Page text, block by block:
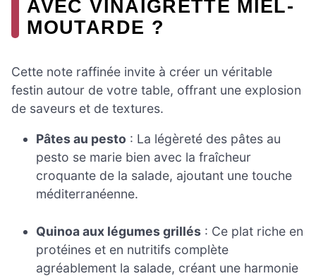
AVEC VINAIGRETTE MIEL-
MOUTARDE ?
Cette note raffinée invite à créer un véritable
festin autour de votre table, offrant une explosion
de saveurs et de textures.
Pâtes au pesto : La légèreté des pâtes au
pesto se marie bien avec la fraîcheur
croquante de la salade, ajoutant une touche
méditerranéenne.
Quinoa aux légumes grillés : Ce plat riche en
protéines et en nutritifs complète
agréablement la salade, créant une harmonie